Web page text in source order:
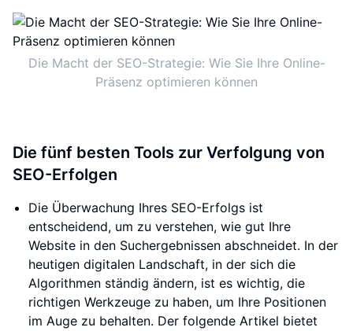
Die Macht der SEO-Strategie: Wie Sie Ihre Online-
Präsenz optimieren können
Die fünf besten Tools zur Verfolgung von
SEO-Erfolgen
Die Überwachung Ihres SEO-Erfolgs ist
entscheidend, um zu verstehen, wie gut Ihre
Website in den Suchergebnissen abschneidet. In der
heutigen digitalen Landschaft, in der sich die
Algorithmen ständig ändern, ist es wichtig, die
richtigen Werkzeuge zu haben, um Ihre Positionen
im Auge zu behalten. Der folgende Artikel bietet